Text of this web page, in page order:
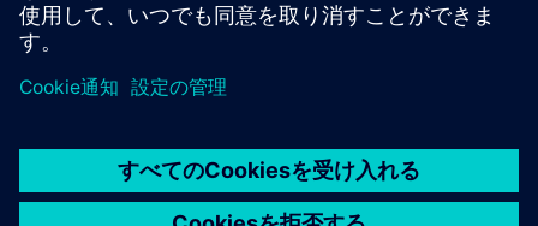
詳細情報